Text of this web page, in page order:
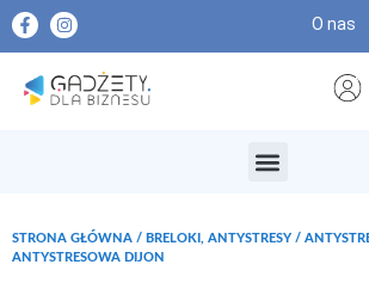
O nas
STRONA GŁÓWNA / BRELOKI, ANTYSTRESY /
ANTYSTRESOWA DIJON